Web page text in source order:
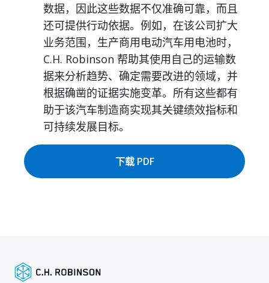
数据，因此这些数据不仅准确可靠，而且
还可提供行动依据。例如，在该公司扩大
业务范围，生产商用电动汽车用电池时，
C.H. Robinson 帮助其使用自己的运输数
据来分析趋势、确定需要改进的领域，并
根据确凿的证据实施变革。所有这些都有
助于该汽车制造商实现其关键绩效指标和
可持续发展目标。
下载 PDF